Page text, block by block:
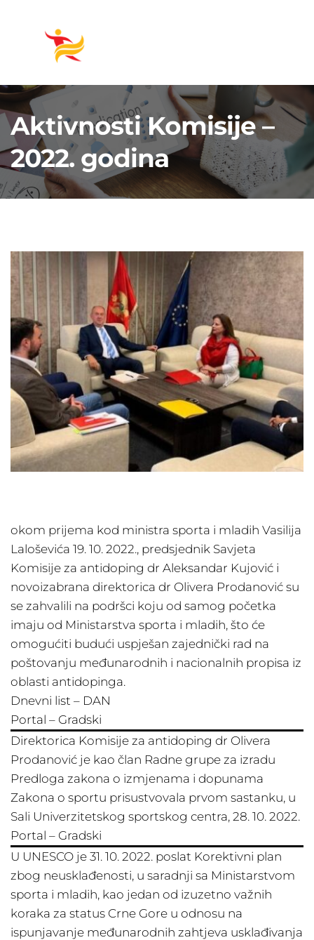
Aktivnosti Komisije –
2022. godina
okom prijema kod ministra sporta i mladih Vasilija
Laloševića 19. 10. 2022., predsjednik Savjeta
Komisije za antidoping dr Aleksandar Kujović i
novoizabrana direktorica dr Olivera Prodanović su
se zahvalili na podršci koju od samog početka
imaju od Ministarstva sporta i mladih, što će
omogućiti budući uspješan zajednički rad na
poštovanju međunarodnih i nacionalnih propisa iz
oblasti antidopinga.
Dnevni list – DAN
Portal – Gradski
Direktorica Komisije za antidoping dr Olivera
Prodanović je kao član Radne grupe za izradu
Predloga zakona o izmjenama i dopunama
Zakona o sportu prisustvovala prvom sastanku, u
Sali Univerzitetskog sportskog centra, 28. 10. 2022.
Portal – Gradski
U UNESCO je 31. 10. 2022. poslat Korektivni plan
zbog neusklađenosti, u saradnji sa Ministarstvom
sporta i mladih, kao jedan od izuzetno važnih
koraka za status Crne Gore u odnosu na
ispunjavanje međunarodnih zahtjeva usklađivanja